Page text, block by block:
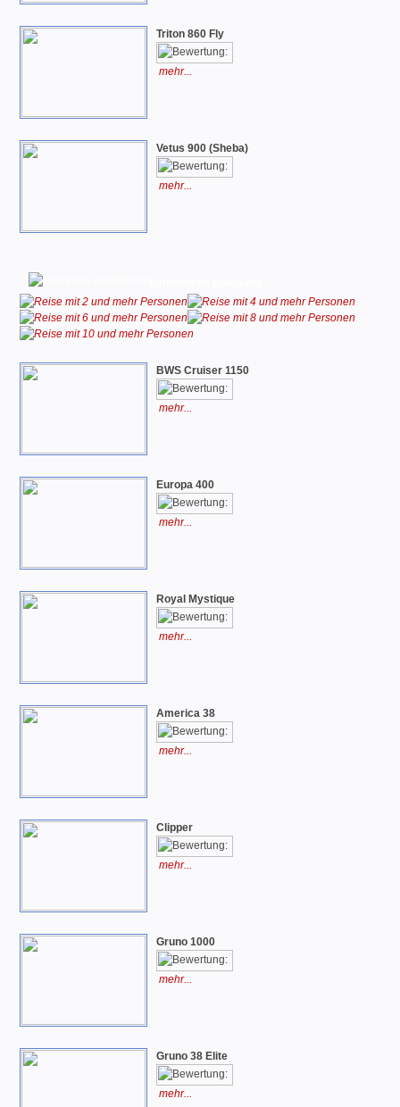
Triton 860 Fly
mehr...
Vetus 900 (Sheba)
mehr...
BWS Cruiser 1150
mehr...
Europa 400
mehr...
Royal Mystique
mehr...
America 38
mehr...
Clipper
mehr...
Gruno 1000
mehr...
Gruno 38 Elite
mehr...